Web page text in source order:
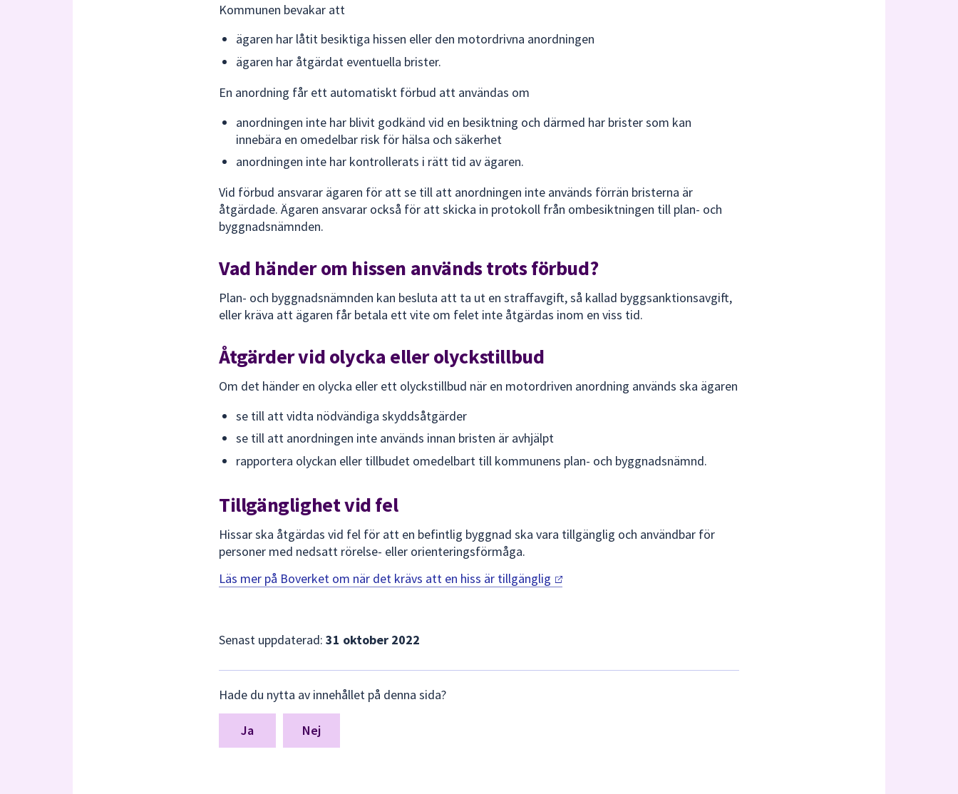
Kommunen bevakar att
ägaren har låtit besiktiga hissen eller den motordrivna anordningen
ägaren har åtgärdat eventuella brister.
En anordning får ett automatiskt förbud att användas om
anordningen inte har blivit godkänd vid en besiktning och därmed har brister som kan
innebära en omedelbar risk för hälsa och säkerhet
anordningen inte har kontrollerats i rätt tid av ägaren.
Vid förbud ansvarar ägaren för att se till att anordningen inte används förrän bristerna är
åtgärdade. Ägaren ansvarar också för att skicka in protokoll från ombesiktningen till plan- och
byggnadsnämnden.
Vad händer om hissen används trots förbud?
Plan- och byggnadsnämnden kan besluta att ta ut en straffavgift, så kallad byggsanktionsavgift,
eller kräva att ägaren får betala ett vite om felet inte åtgärdas inom en viss tid.
Åtgärder vid olycka eller olyckstillbud
Om det händer en olycka eller ett olyckstillbud när en motordriven anordning används ska ägaren
se till att vidta nödvändiga skyddsåtgärder
se till att anordningen inte används innan bristen är avhjälpt
rapportera olyckan eller tillbudet omedelbart till kommunens plan- och byggnadsnämnd.
Tillgänglighet vid fel
Hissar ska åtgärdas vid fel för att en befintlig byggnad ska vara tillgänglig och användbar för
personer med nedsatt rörelse- eller orienteringsförmåga.
Läs mer på Boverket om när det krävs att en hiss är tillgänglig
Senast uppdaterad: 31 oktober 2022
synpunkter
för
denna
Hade du nytta av innehållet på denna sida?
Nej